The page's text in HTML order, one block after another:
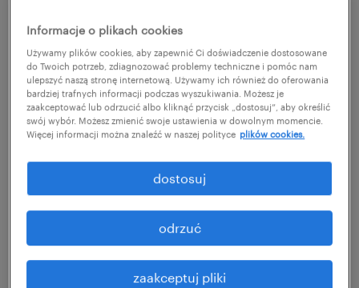
Dla naszego klienta - uznanego,
międzynarodowego dostawcy nowoczesnych
rozwiązań dla sektora drukarskiego -
poszukujemy dynamicznego i samodzielnego
swoimi działaniami wesprze budowanie
sprzedaży i umacnianie pozycji marki na
rynku. Jeśli doskonale znasz specyfikę
klientów z branży drukarni fleksograficznych
ta rekrutacja jest właśnie dla Ciebie!
Informacje o plikach cookies
Używamy plików cookies, aby zapewnić Ci doświadczenie dostosowane
do Twoich potrzeb, zdiagnozować problemy techniczne i pomóc nam
ulepszyć naszą stronę internetową. Używamy ich również do oferowania
bardziej trafnych informacji podczas wyszukiwania. Możesz je
zaakceptować lub odrzucić albo kliknąć przycisk „dostosuj”, aby określić
swój wybór. Możesz zmienić swoje ustawienia w dowolnym momencie.
Więcej informacji można znaleźć w naszej polityce plików cookies.
zaakceptuj pliki
odrzuć
dostosuj